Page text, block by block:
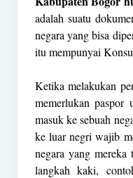
adalah suatu
negara yang bisa
itu mempunyai
Ketika melakukan
memerlukan
masuk ke sebuah
ke luar negri wajib
negara yang
langkah kaki,